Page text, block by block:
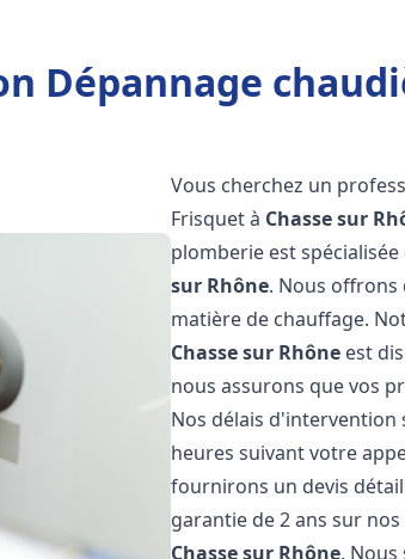
Dépannage
Vous cherchez un
Frisquet à Chasse sur
plomberie est
sur Rhône. Nous offrons
matière de chauffage.
Chasse sur Rhône est
nous assurons que vos
Nos délais d'intervention
heures suivant votre
fournirons un devis
garantie de 2 ans sur
Chasse sur Rhône.